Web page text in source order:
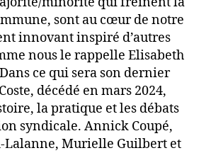
sont au cœur de notre
innovant inspiré d’autres
nous le rappelle Elisabeth
ce qui sera son dernier
décédé en mars 2024,
la pratique et les débats
syndicale. Annick Coupé,
Lalanne, Murielle Guilbert et